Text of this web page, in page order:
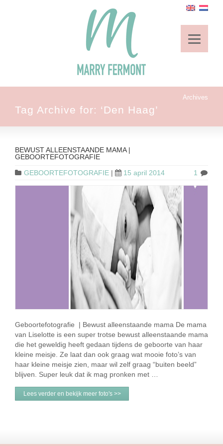
Archives
Tag Archive for: ‘Den Haag’
BEWUST ALLEENSTAANDE MAMA |
GEBOORTEFOTOGRAFIE
GEBOORTEFOTOGRAFIE | 15 april 2014 1
Geboortefotografie | Bewust alleenstaande mama De mama
van Liselotte is een super trotse bewust alleenstaande mama
die het geweldig heeft gedaan tijdens de geboorte van haar
kleine meisje. Ze laat dan ook graag wat mooie foto’s van
haar kleine meisje zien, maar wil zelf graag “buiten beeld”
blijven. Super leuk dat ik mag pronken met …
Lees verder en bekijk meer foto's >>